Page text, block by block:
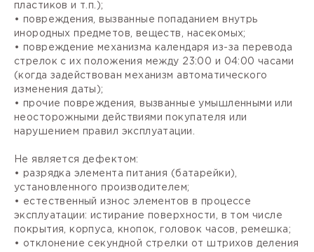
пластиков и т.п.);
• повреждения, вызванные попаданием внутрь
инородных предметов, веществ, насекомых;
• повреждение механизма календаря из-за перевода
стрелок с их положения между 23:00 и 04:00 часами
(когда задействован механизм автоматического
изменения даты);
• прочие повреждения, вызванные умышленными или
неосторожными действиями покупателя или
нарушением правил эксплуатации.
Не является дефектом:
• разрядка элемента питания (батарейки),
установленного производителем;
• естественный износ элементов в процессе
эксплуатации: истирание поверхности, в том числе
покрытия, корпуса, кнопок, головок часов, ремешка;
• отклонение секундной стрелки от штрихов деления